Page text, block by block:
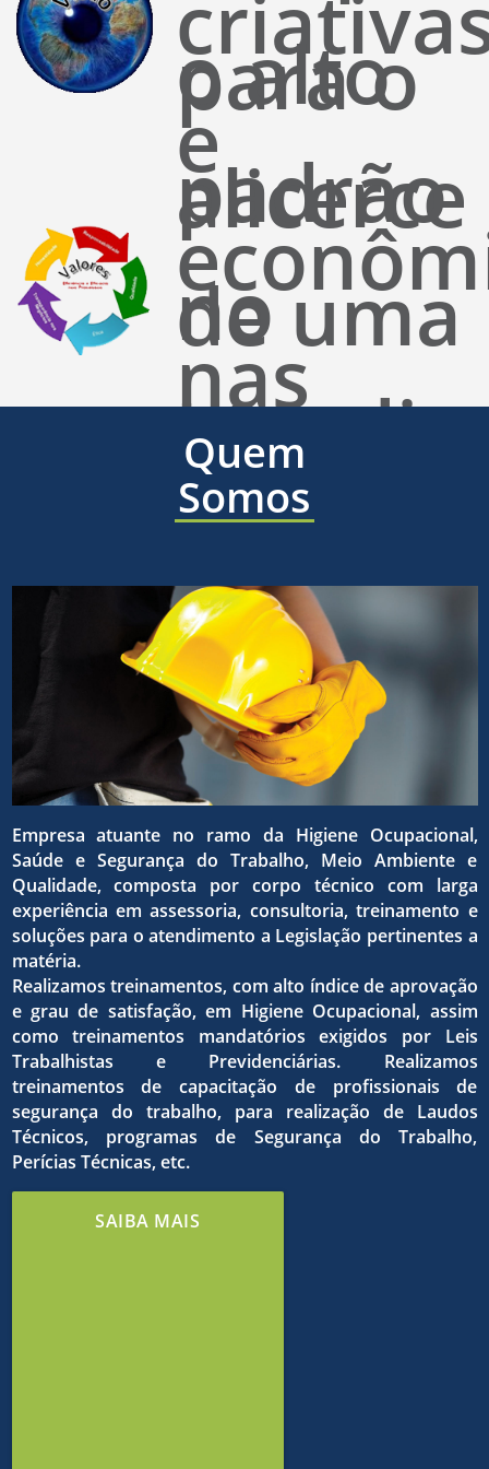
para o
alicerce
de uma
base
sólida e
eficaz,
para o
dos
comuns
e
nas
áreas
de
higiene
do
o alto
padrão
no
a ética,
a
da
o
estrito
Quem
Somos
Empresa atuante no ramo da Higiene Ocupacional,
Saúde e Segurança do Trabalho, Meio Ambiente e
Qualidade, composta por corpo técnico com larga
experiência em assessoria, consultoria, treinamento e
soluções para o atendimento a Legislação pertinentes a
matéria.
Realizamos treinamentos, com alto índice de aprovação
e grau de satisfação, em Higiene Ocupacional, assim
como treinamentos mandatórios exigidos por Leis
Trabalhistas e Previdenciárias. Realizamos
treinamentos de capacitação de profissionais de
segurança do trabalho, para realização de Laudos
Técnicos, programas de Segurança do Trabalho,
Perícias Técnicas, etc.
SAIBA MAIS